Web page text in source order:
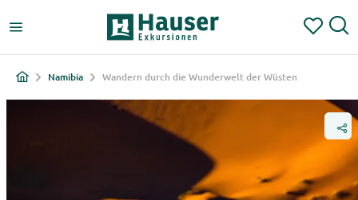
Namibia Wandern durch die Wunderwelt der Wüsten